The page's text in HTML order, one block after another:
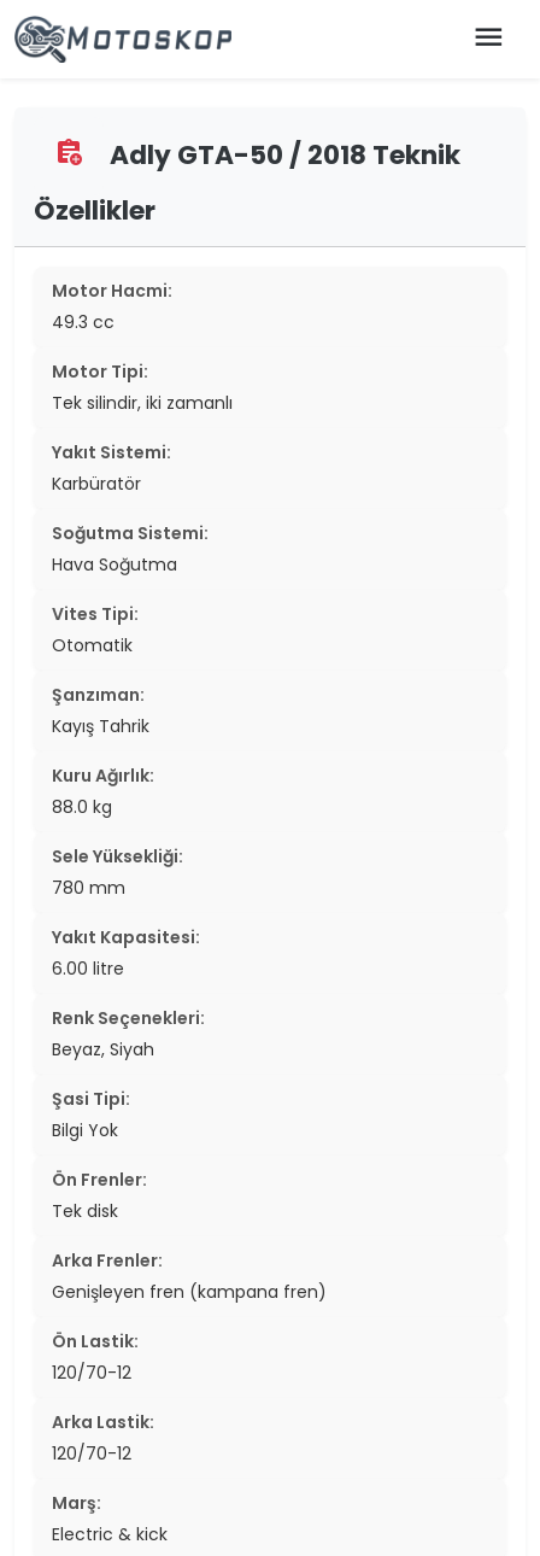
menu
assignment_add
Adly GTA-50 / 2018 Teknik
Özellikler
Motor Hacmi:
49.3 cc
Motor Tipi:
Tek silindir, iki zamanlı
Yakıt Sistemi:
Karbüratör
Soğutma Sistemi:
Hava Soğutma
Vites Tipi:
Otomatik
Şanzıman:
Kayış Tahrik
Kuru Ağırlık:
88.0 kg
Sele Yüksekliği:
780 mm
Yakıt Kapasitesi:
6.00 litre
Renk Seçenekleri:
Beyaz, Siyah
Şasi Tipi:
Bilgi Yok
Ön Frenler:
Tek disk
Arka Frenler:
Genişleyen fren (kampana fren)
Ön Lastik:
120/70-12
Arka Lastik:
120/70-12
Marş:
Electric & kick